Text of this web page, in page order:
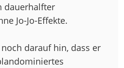
dauerhalfter
Jo-Jo-Effekte.
darauf hin, dass er